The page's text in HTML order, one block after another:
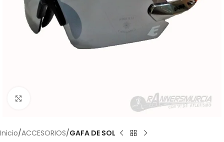
Inicio ACCESORIOS GAFA DE SOL